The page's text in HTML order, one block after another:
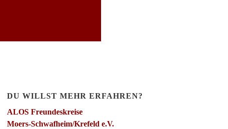
DU WILLST MEHR ERFAHREN?
ALOS Freundeskreise
Moers-Schwafheim/Krefeld e.V.